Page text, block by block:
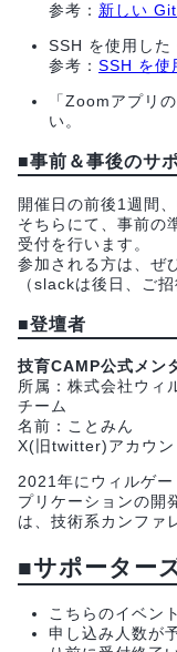
参考： 新しい
SSH を使用し
参考： SSH を使
「Zoomアプリ
い。
■事前＆事後のサ
開催日の前後1週間
そちらにて、事前の
受付を行います。
参加される方は、ぜ
（slackは後日、ご
■登壇者
技育CAMP公式メン
所属：株式会社ウィ
チーム
名前：ことみん
X(旧twitter)アカウン
2021年にウィルゲ
プリケーションの開
は、技術系カンファ
■サポーター
こちらのイベン
申し込み人数が